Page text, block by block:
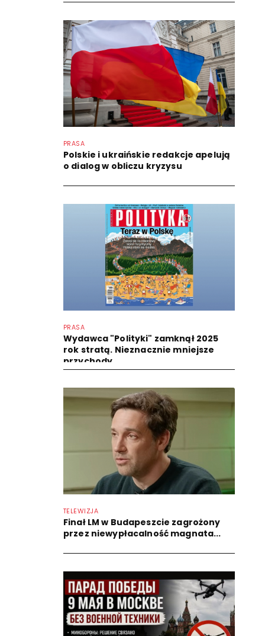
PRASA
Polskie i ukraińskie redakcje apelują
o dialog w obliczu kryzysu
PRASA
Wydawca "Polityki" zamknął 2025
rok stratą. Nieznacznie mniejsze
przychody
TELEWIZJA
Finał LM w Budapeszcie zagrożony
przez niewypłacalność magnata...